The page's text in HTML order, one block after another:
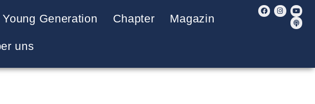
Young Generation Chapter Magazin
uns